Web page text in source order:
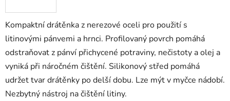
Kompaktní drátěnka z nerezové oceli pro použití s
litinovými pánvemi a hrnci. Profilovaný povrch pomáhá
odstraňovat z pánví přichycené potraviny, nečistoty a olej a
vyniká při náročném čištění. Silikonový střed pomáhá
udržet tvar drátěnky po delší dobu. Lze mýt v myčce nádobí.
Nezbytný nástroj na čištění litiny.